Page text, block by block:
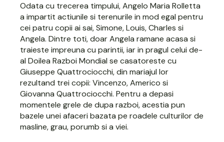
Odata cu trecerea timpului, Angelo Maria Rolletta
a impartit actiunile si terenurile in mod egal pentru
cei patru copii ai sai, Simone, Louis, Charles si
Angela. Dintre toti, doar Angela ramane acasa si
traieste impreuna cu parintii, iar in pragul celui de-
al Doilea Razboi Mondial se casatoreste cu
Giuseppe Quattrociocchi, din mariajul lor
rezultand trei copii: Vincenzo, Americo si
Giovanna Quattrociocchi. Pentru a depasi
momentele grele de dupa razboi, acestia pun
bazele unei afaceri bazata pe roadele culturilor de
masline, grau, porumb si a viei.